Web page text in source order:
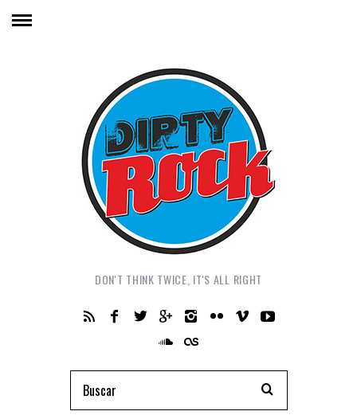
DON'T THINK TWICE, IT'S ALL RIGHT